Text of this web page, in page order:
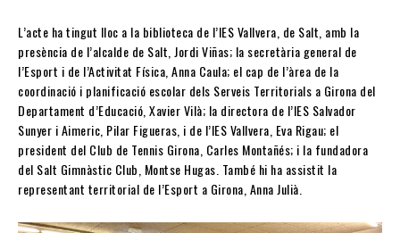
L’acte ha tingut lloc a la biblioteca de l’IES Vallvera, de Salt, amb la
presència de l’alcalde de Salt, Jordi Viñas; la secretària general de
l’Esport i de l’Activitat Física, Anna Caula; el cap de l’àrea de la
coordinació i planificació escolar dels Serveis Territorials a Girona del
Departament d’Educació, Xavier Vilà; la directora de l’IES Salvador
Sunyer i Aimeric, Pilar Figueras, i de l’IES Vallvera, Eva Rigau; el
president del Club de Tennis Girona, Carles Montañés; i la fundadora
del Salt Gimnàstic Club, Montse Hugas. També hi ha assistit la
representant territorial de l’Esport a Girona, Anna Julià.